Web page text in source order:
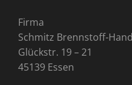
Firma
Schmitz Brennstoff-
Glückstr. 19–21
45139 Essen